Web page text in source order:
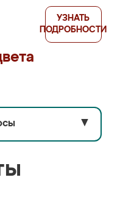
УЗНАТЬ
ПОДРОБНОСТИ
▼